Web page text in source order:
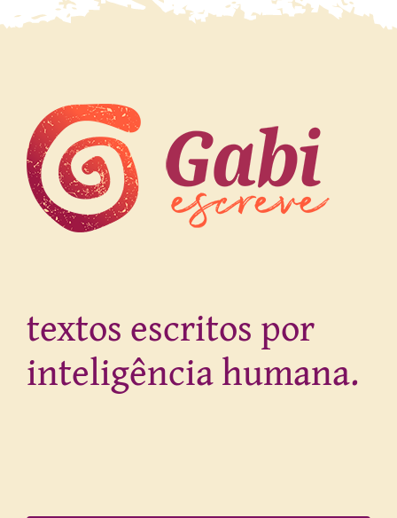
textos escritos por
inteligência humana.